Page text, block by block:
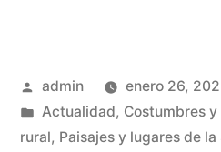
Publicado
por
admin
enero 26,
Publicado
en
Actualidad, Costumbres
rural, Paisajes y lugares de